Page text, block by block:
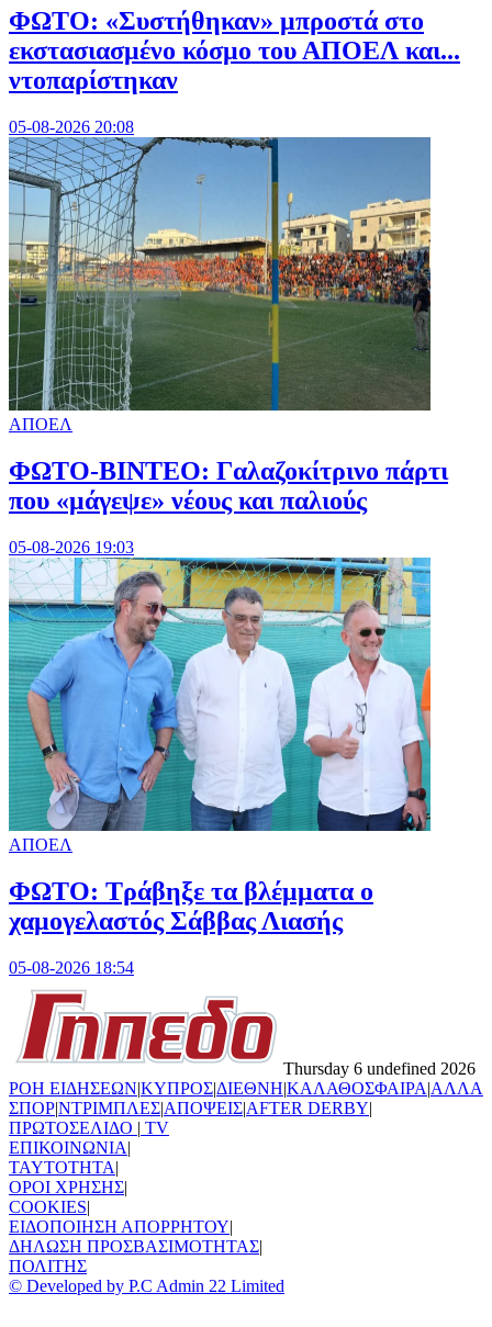
ΦΩΤΟ: «Συστήθηκαν» μπροστά στο
εκστασιασμένο κόσμο του ΑΠΟΕΛ και...
ντοπαρίστηκαν
05-08-2026 20:08
ΑΠΟΕΛ
ΦΩΤΟ-ΒΙΝΤΕΟ: Γαλαζοκίτρινο πάρτι
που «μάγεψε» νέους και παλιούς
05-08-2026 19:03
ΑΠΟΕΛ
ΦΩΤΟ: Τράβηξε τα βλέμματα ο
χαμογελαστός Σάββας Λιασής
05-08-2026 18:54
Thursday 6 undefined 2026
ΡΟΗ ΕΙΔΗΣΕΩΝ|ΚΥΠΡΟΣ|ΔΙΕΘΝΗ|ΚΑΛΑΘΟΣΦΑΙΡΑ|ΑΛΛΑ
ΣΠΟΡ|ΝΤΡΙΜΠΛΕΣ|ΑΠΟΨΕΙΣ|AFTER DERBY|
ΠΡΩΤΟΣΕΛΙΔΟ | TV
ΕΠΙΚΟΙΝΩΝΙΑ|
TAYTOTHTA|
ΟΡΟΙ ΧΡΗΣΗΣ|
COOKIES|
ΕΙΔΟΠΟΙΗΣΗ ΑΠΟΡΡΗΤΟΥ|
ΔΗΛΩΣΗ ΠΡΟΣΒΑΣΙΜΟΤΗΤΑΣ|
ΠΟΛΙΤΗΣ
© Developed by P.C Admin 22 Limited